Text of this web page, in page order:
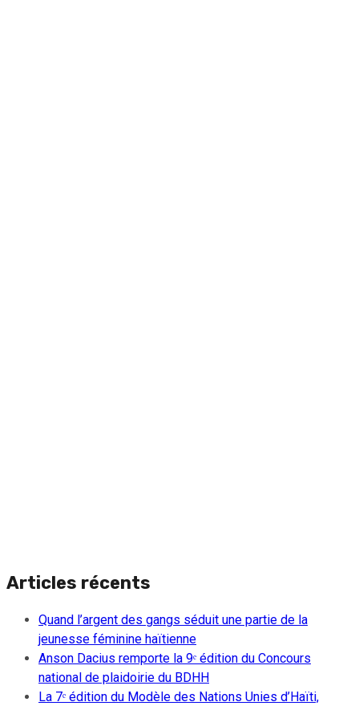
Articles récents
Quand l’argent des gangs séduit une partie de la
jeunesse féminine haïtienne
Anson Dacius remporte la 9ᵉ édition du Concours
national de plaidoirie du BDHH
La 7ᵉ édition du Modèle des Nations Unies d’Haïti,